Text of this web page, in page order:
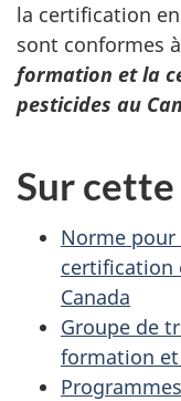
la certification
sont conformes
formation et la
pesticides au
Sur cette
Norme
certification
Canada
Groupe de
formation